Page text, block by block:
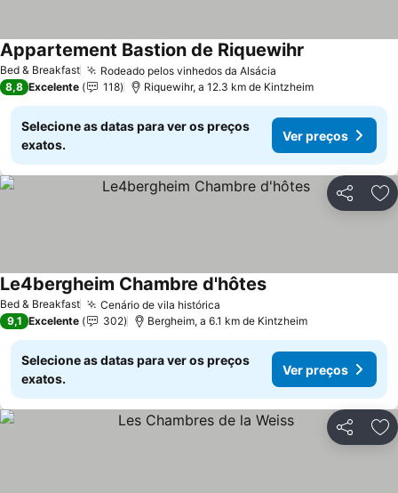
Bed & Breakfast Rodeado pelos vinhedos da Alsácia
Appartement Bastion de Riquewihr
8,8 Excelente 118 Riquewihr, a 12.3 km de Kintzheim
Selecione as datas para ver os preços
exatos.
Ver preços
Partilhar
Bed & Breakfast Cenário de vila histórica
Le4bergheim Chambre d'hôtes
9,1 Excelente 302 Bergheim, a 6.1 km de Kintzheim
Selecione as datas para ver os preços
exatos.
Ver preços
Partilhar